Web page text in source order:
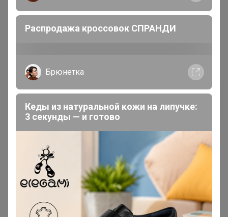
11 октября, 2019 13:44
Забрала колготки из сп 168, вместо размера 4-5
Кубичечек
Виртуоз СП
Здравствуйте, подскажите, возвраты в течении какого
времени делаете? Заявку на возврат сделала 02.10. ...
Распродажа кроссовок СПРАНДИ
Брюнетка
Кеды из натуральной кожи на липучке:
3 секунды — и готово